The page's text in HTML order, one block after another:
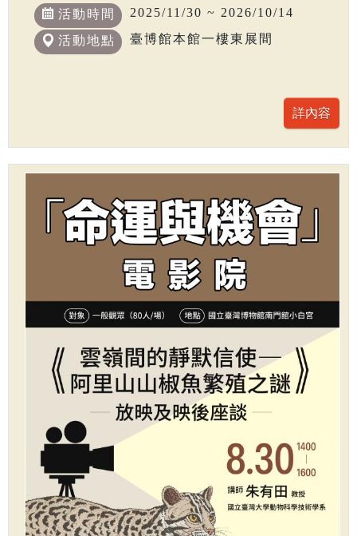
活動時間 2025/11/30 ~ 2026/10/14
活動地點 臺博館本館一樓東展間